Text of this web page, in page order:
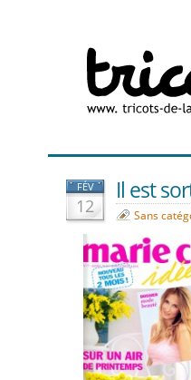
FÉV
12
Il est
Sans